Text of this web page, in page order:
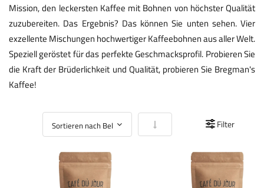
Mission, den leckersten Kaffee mit Bohnen von höchster Qualität
zuzubereiten. Das Ergebnis? Das können Sie unten sehen. Vier
exzellente Mischungen hochwertiger Kaffeebohnen aus aller Welt.
Speziell geröstet für das perfekte Geschmacksprofil. Probieren Sie
die Kraft der Brüderlichkeit und Qualität, probieren Sie Bregman's
Kaffee!
In aufsteigender Reihenfolge
Filter